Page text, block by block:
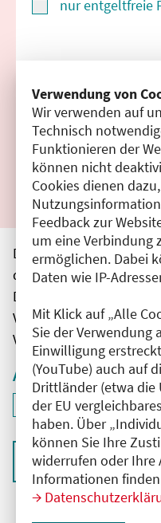
Verwendung von
Wir verwenden auf
Technisch
Funktionieren der
können nicht
Cookies dienen
Feedback zur
um eine Verbindung
ermöglichen. Dabei
Daten wie IP-
Mit Klick auf „Alle
Sie der Verwendung
Einwilligung
(YouTube) auch auf
Drittländer (etwa die
der EU
haben. Über
können Sie Ihre
widerrufen oder Ihre
Informationen
nur entgeltfreie
Filter
Ergebnisse
Die hier aufgeführten
den unmittelbar vom
Die Ärztekammer Berlin
Verantwortung für den
Veranstalter.
Aktive Filter
Filter
ID: ANT-2504039
deaktivieren
Sortieren nach